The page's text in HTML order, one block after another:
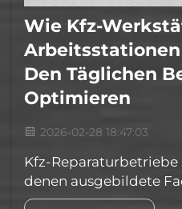
Wie Kfz-
Den Täglichen
Optimieren
2026-02-28 18:47:03
Kfz-
denen ausgebildete
Lastkraftwagen